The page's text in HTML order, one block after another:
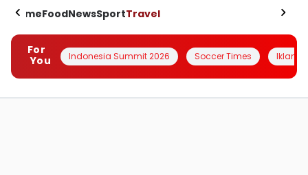
HomeFoodNewsSportTravel
For
You
Indonesia Summit 2026 Soccer Times Iklanin